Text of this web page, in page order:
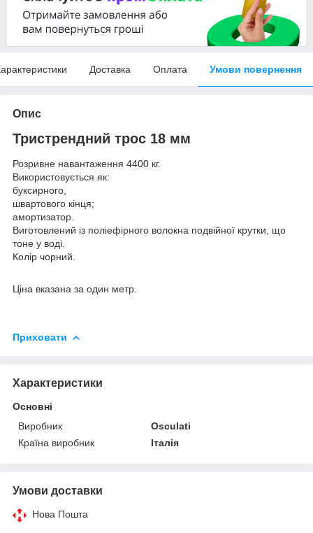
Доставка Оплата Умови повернення
Опис
Тристрендний трос 18 мм
Розривне навантаження 4400 кг.
Використовується як:
буксирного,
швартового кінця;
амортизатор.
Виготовлений із поліефірного волокна подвійної крутки, що
тоне у воді.
Колір чорний.
Ціна вказана за один метр.
Приховати
Характеристики
Основні
Виробник
Osculati
Країна виробник
Італія
Умови доставки
Нова Пошта